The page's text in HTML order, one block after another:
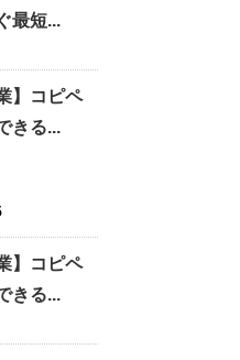
最短...
】コピペ
きる...
】コピペ
きる...